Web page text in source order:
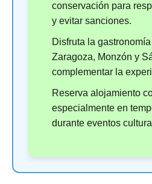
conservación para
y evitar sanciones.
Disfruta la
Zaragoza, Monzón y
complementar la
Reserva alojamiento
especialmente en
durante eventos